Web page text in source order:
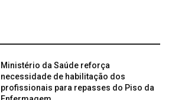
Ministério da Saúde reforça
necessidade de habilitação dos
profissionais para repasses do Piso da